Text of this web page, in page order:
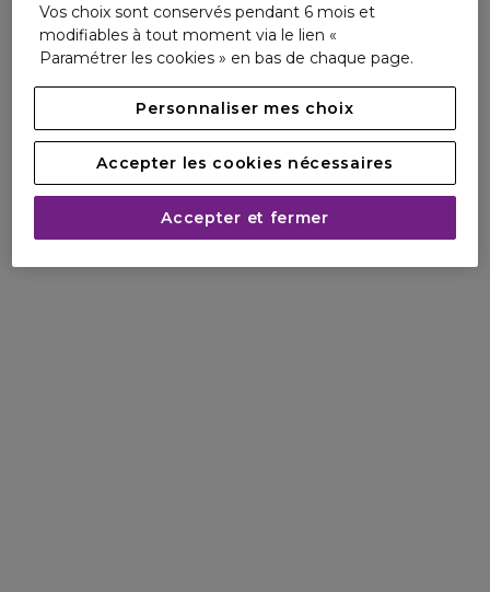
Vos choix sont conservés pendant 6 mois et
modifiables à tout moment via le lien «
Paramétrer les cookies » en bas de chaque page.
Personnaliser mes choix
Accepter les cookies nécessaires
Accepter et fermer